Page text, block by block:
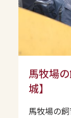
馬牧場
城】
馬牧場の